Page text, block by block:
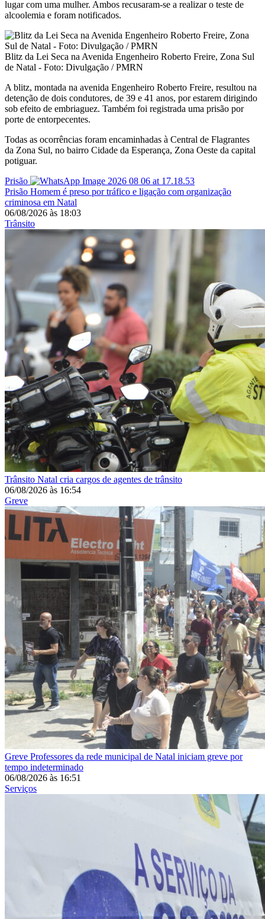
lugar com uma mulher. Ambos recusaram-se a realizar o teste de
alcoolemia e foram notificados.
Blitz da Lei Seca na Avenida Engenheiro Roberto Freire, Zona Sul
de Natal - Foto: Divulgação / PMRN
A blitz, montada na avenida Engenheiro Roberto Freire, resultou na
detenção de dois condutores, de 39 e 41 anos, por estarem dirigindo
sob efeito de embriaguez. Também foi registrada uma prisão por
porte de entorpecentes.
Todas as ocorrências foram encaminhadas à Central de Flagrantes
da Zona Sul, no bairro Cidade da Esperança, Zona Oeste da capital
potiguar.
Prisão
Prisão Homem é preso por tráfico e ligação com organização
criminosa em Natal
06/08/2026 às 18:03
Trânsito
Trânsito Natal cria cargos de agentes de trânsito
06/08/2026 às 16:54
Greve
Greve Professores da rede municipal de Natal iniciam greve por
tempo indeterminado
06/08/2026 às 16:51
Serviços